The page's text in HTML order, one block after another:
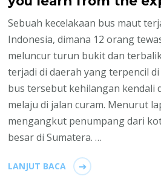
Sebuah kecelakaan bus maut
Indonesia, dimana 12 orang
meluncur turun bukit dan
terjadi di daerah yang terpencil
bus tersebut kehilangan kendali
melaju di jalan curam. Menurut
mengangkut penumpang dari
besar di Sumatera. …
LANJUT BACA